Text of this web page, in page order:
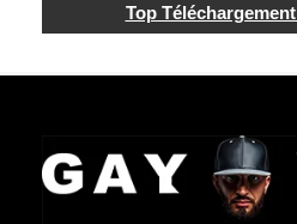
Top Téléchargement